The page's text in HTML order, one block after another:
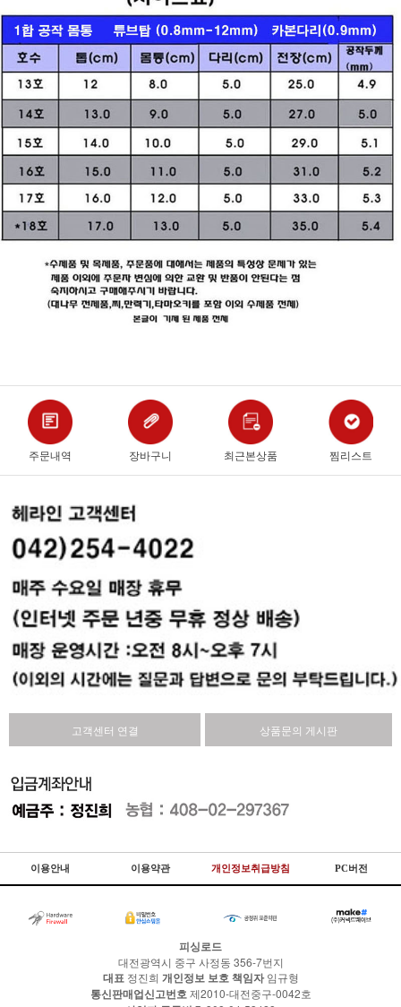
주문내역 장바구니 최근본상품 찜리스트
고객센터 연결 상품문의 게시판
이용안내 이용약관 개인정보취급방침 PC버전
피싱로드
대전광역시 중구 사정동 356-7번지
대표 정진희 개인정보 보호 책임자임규형
통신판매업신고번호 제2010-대전중구-0042호